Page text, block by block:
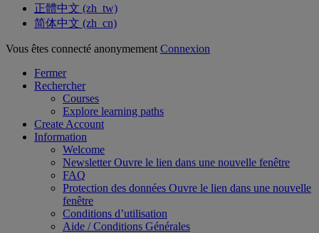
正體中文 ‎(zh_tw)‎
简体中文 ‎(zh_cn)‎
Vous êtes connecté anonymement Connexion
Fermer
Rechercher
Courses
Explore learning paths
Create Account
Information
Welcome
NewsletterOuvre le lien dans une nouvelle fenêtre
FAQ
Protection des données Ouvre le lien dans une nouvelle
fenêtre
Conditions d’utilisation
Aide / Conditions Générales